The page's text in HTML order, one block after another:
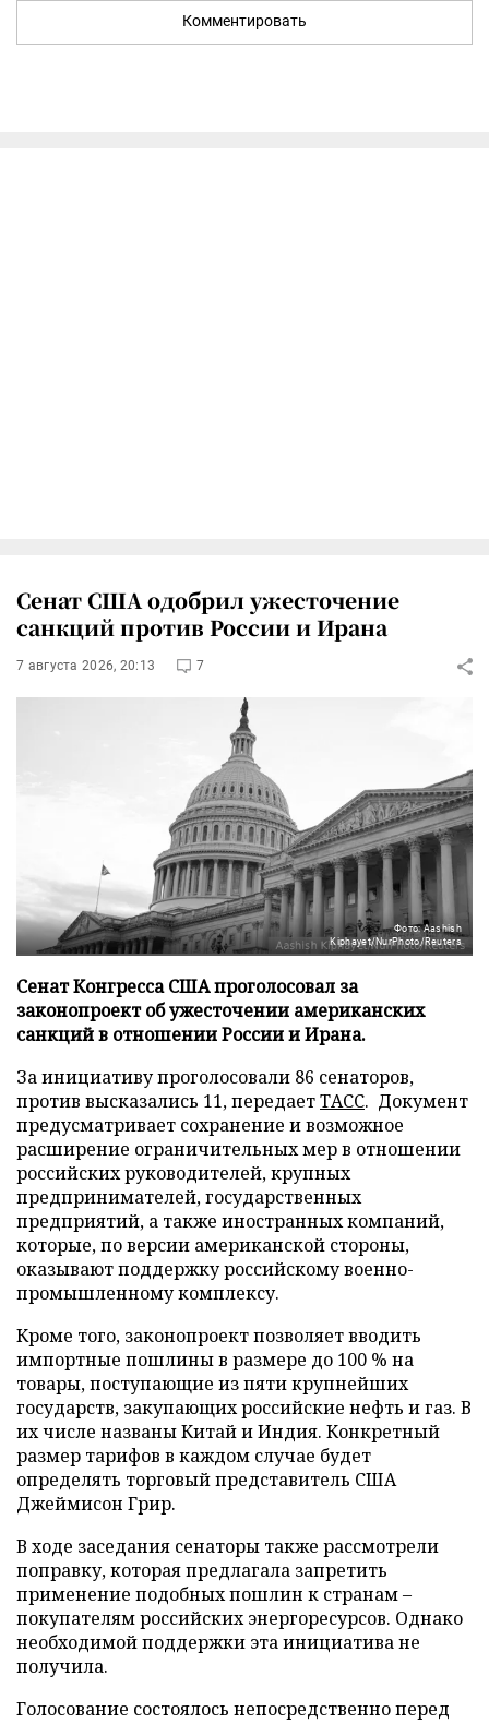
Комментировать
Сенат США одобрил ужесточение
санкций против России и Ирана
7 августа 2026, 20:13 7
Фото: Aashish
Kiphayet/NurPhoto/Reuters
Сенат Конгресса США проголосовал за
законопроект об ужесточении американских
санкций в отношении России и Ирана.
За инициативу проголосовали 86 сенаторов,
против высказались 11, передаетТАСС. Документ
предусматривает сохранение и возможное
расширение ограничительных мер в отношении
российских руководителей, крупных
предпринимателей, государственных
предприятий, а также иностранных компаний,
которые, по версии американской стороны,
оказывают поддержку российскому военно-
промышленному комплексу.
Кроме того, законопроект позволяет вводить
импортные пошлины в размере до 100 % на
товары, поступающие из пяти крупнейших
государств, закупающих российские нефть и газ. В
их числе названы Китай и Индия. Конкретный
размер тарифов в каждом случае будет
определять торговый представитель США
Джеймисон Грир.
В ходе заседания сенаторы также рассмотрели
поправку, которая предлагала запретить
применение подобных пошлин к странам –
покупателям российских энергоресурсов. Однако
необходимой поддержки эта инициатива не
получила.
Голосование состоялось непосредственно перед